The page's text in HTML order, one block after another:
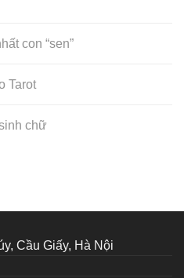
con “sen”
Tarot
chữ
Cầu Giấy, Hà Nội